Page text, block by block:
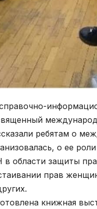
ребятам о
о ее
области защиты
прав
книжная